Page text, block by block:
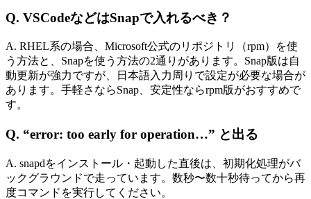
Q. VSCodeなどはSnapで入れるべき？
A. RHEL系の場合、Microsoft公式のリポジトリ（rpm）を使
う方法と、Snapを使う方法の2通りがあります。Snap版は自
動更新が強力ですが、日本語入力周りで設定が必要な場合が
あります。手軽さならSnap、安定性ならrpm版がおすすめで
す。
Q. “error: too early for operation…” と出る
A. snapdをインストール・起動した直後は、初期化処理がバ
ックグラウンドで走っています。数秒〜数十秒待ってから再
度コマンドを実行してください。